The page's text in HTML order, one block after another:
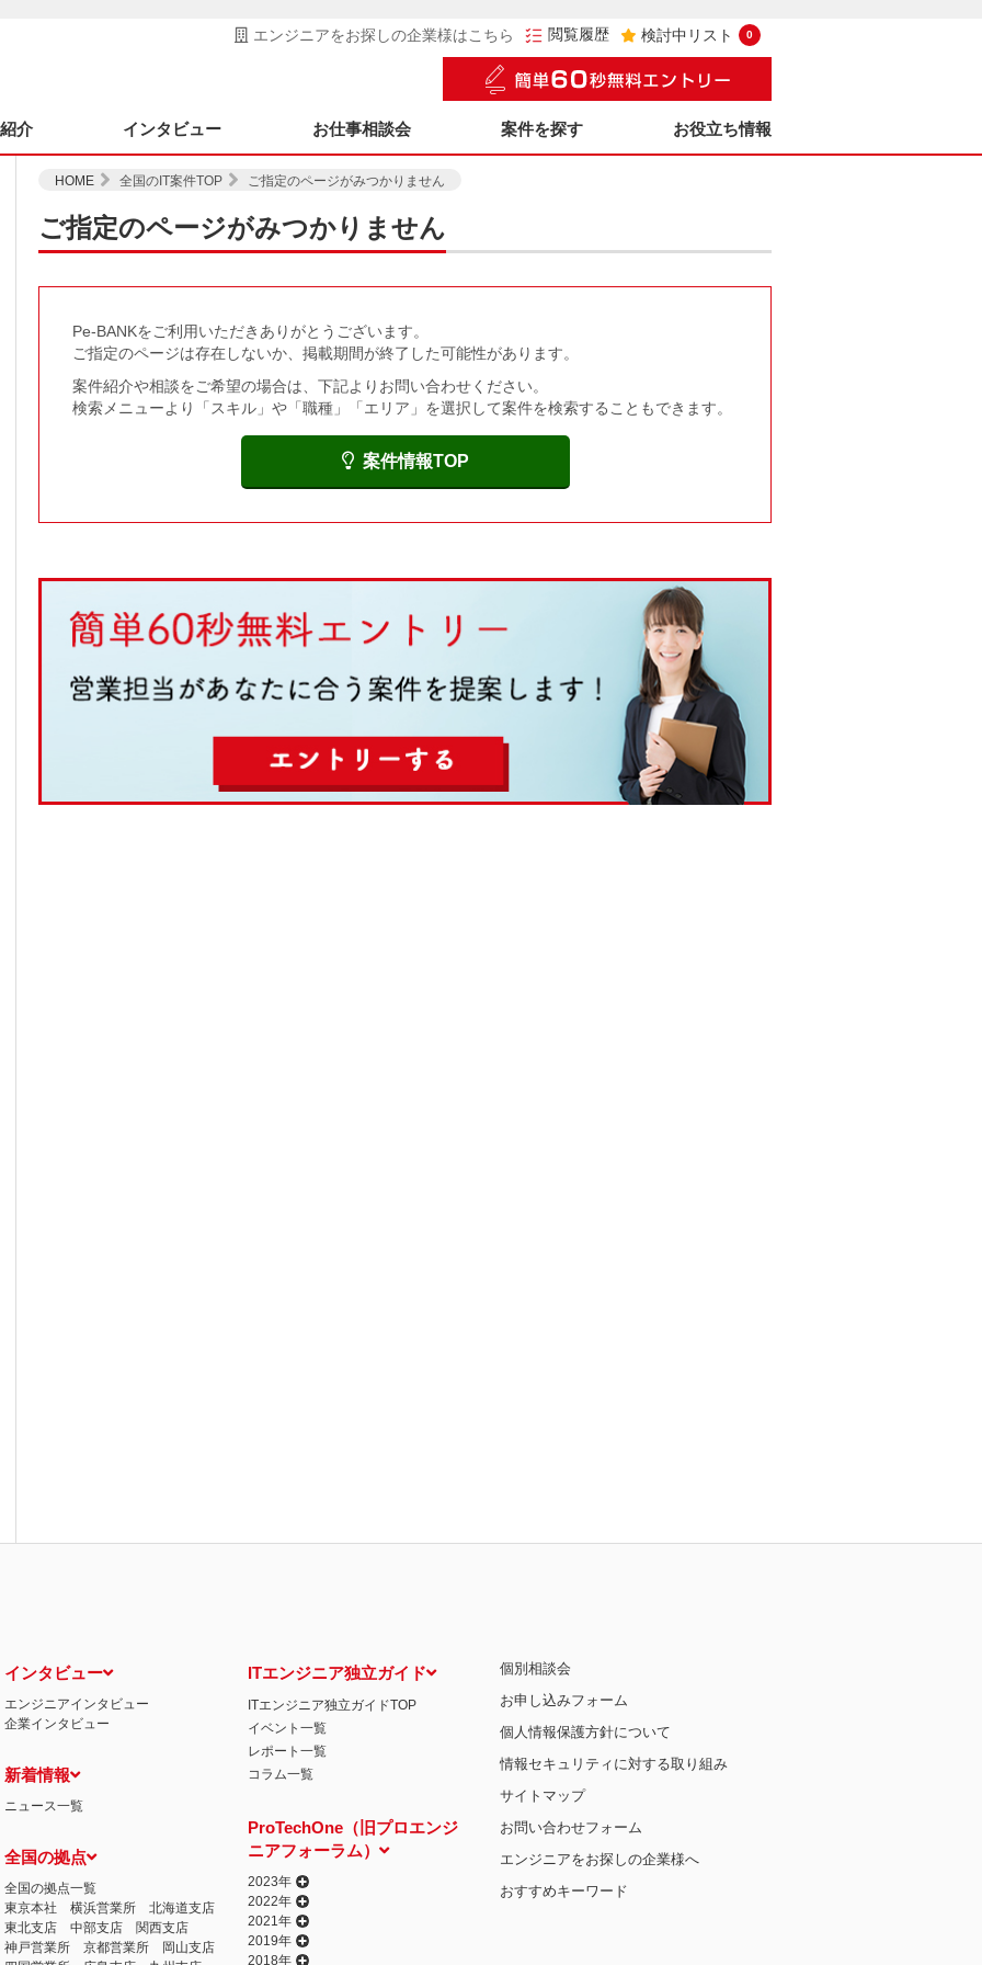
エンジニアをお探しの企業様はこちら 閲覧履歴 検討中リスト 0
介 インタビュー お仕事相談会 案件を探す お役立ち情報
HOME 全国のIT案件TOP ご指定のページがみつかりません
ご指定のページがみつかりません
Pe-BANKをご利用いただきありがとうございます。
ご指定のページは存在しないか、掲載期間が終了した可能性があります。
案件紹介や相談をご希望の場合は、下記よりお問い合わせください。
検索メニューより「スキル」や「職種」「エリア」を選択して案件を検索することもできます。
案件情報TOP
インタビュー
エンジニアインタビュー
企業インタビュー
新着情報
ニュース一覧
全国の拠点
全国の拠点一覧
東京本社
横浜営業所
北海道支店
東北支店
中部支店
関西支店
神戸営業所
京都営業所
岡山支店
ITエンジニア独立ガイド
ITエンジニア独立ガイドTOP
イベント一覧
レポート一覧
コラム一覧
ProTechOne（旧プロエンジ
ニアフォーラム）
2023年
2022年
2021年
2019年
2018年
個別相談会
お申し込みフォーム
個人情報保護方針について
情報セキュリティに対する取り組み
サイトマップ
お問い合わせフォーム
エンジニアをお探しの企業様へ
おすすめキーワード